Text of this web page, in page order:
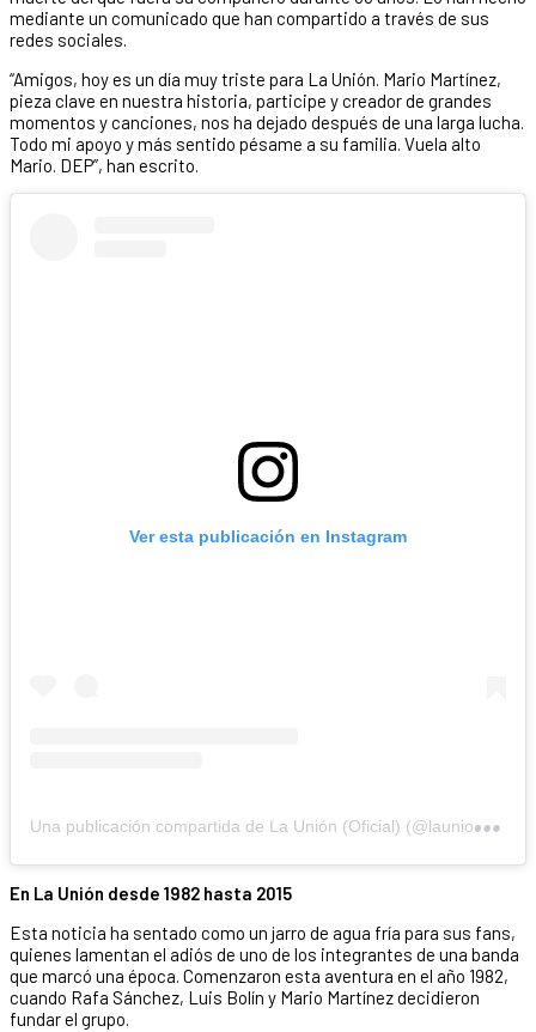
mediante un comunicado que han compartido a través de sus
redes sociales.
“Amigos, hoy es un día muy triste para La Unión. Mario Martínez,
pieza clave en nuestra historia, participe y creador de grandes
momentos y canciones, nos ha dejado después de una larga lucha.
Todo mi apoyo y más sentido pésame a su familia. Vuela alto
Mario. DEP”, han escrito.
Ver esta publicación en Instagram
U
na publicación compartida de La Unión (Oficial) (@launionmundotour)
En La Unión desde 1982 hasta 2015
Esta noticia ha sentado como un jarro de agua fría para sus fans,
quienes lamentan el adiós de uno de los integrantes de una banda
que marcó una época. Comenzaron esta aventura en el año 1982,
cuando Rafa Sánchez, Luis Bolín y Mario Martínez decidieron
fundar el grupo.